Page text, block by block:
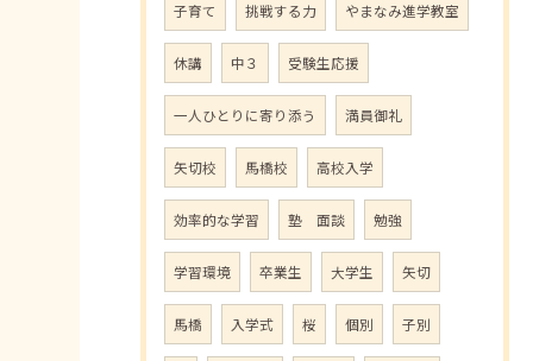
子育て 挑戦する力 やまなみ進学教室
休講 中３ 受験生応援
一人ひとりに寄り添う 満員御礼
矢切校 馬橋校 高校入学
効率的な学習 塾 面談 勉強
学習環境 卒業生 大学生 矢切
馬橋 入学式 桜 個別 子別